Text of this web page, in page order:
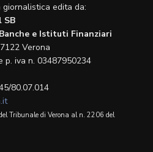
edita da:
SB
e Istituti Finanziari
Verona
p. iva n. 03487950234
80.07.014
Tribunale di Verona al n. 2206 del